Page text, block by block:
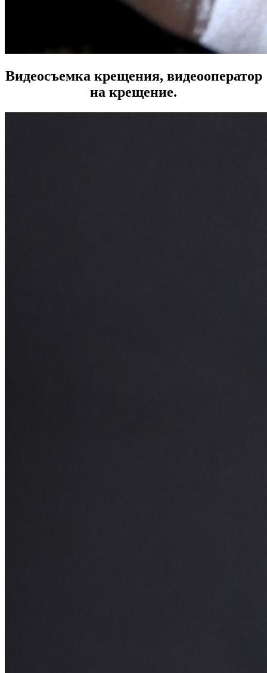
Видеосъемка крещения, видеооператор
на крещение.